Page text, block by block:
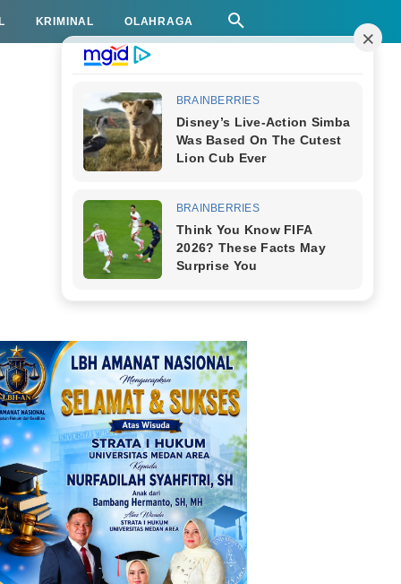
KRIMINAL OLAHRAGA